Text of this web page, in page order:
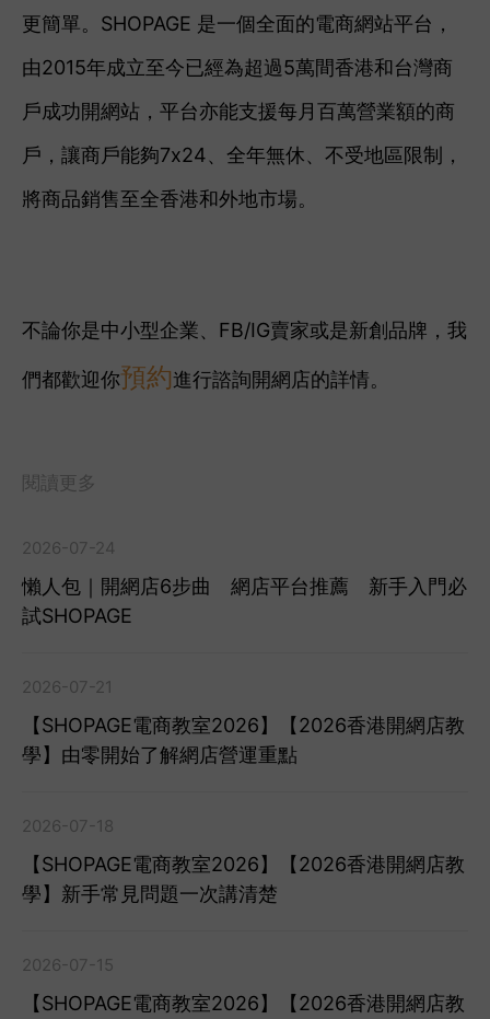
更簡單。SHOPAGE 是一個全面的電商網站平台，
由2015年成立至今已經為超過5萬間香港和台灣商
戶成功開網站，平台亦能支援每月百萬營業額的商
戶，讓商戶能夠7x24、全年無休、不受地區限制，
將商品銷售至全香港和外地市場。
不論你是中小型企業、FB/IG賣家或是新創品牌，我
們都歡迎你預約進行諮詢開網店的詳情。
閱讀更多
2026-07-24
懶人包｜開網店6步曲 網店平台推薦 新手入門必
試SHOPAGE
2026-07-21
【SHOPAGE電商教室2026】【2026香港開網店教
學】由零開始了解網店營運重點
2026-07-18
【SHOPAGE電商教室2026】【2026香港開網店教
學】新手常見問題一次講清楚
2026-07-15
【SHOPAGE電商教室2026】【2026香港開網店教